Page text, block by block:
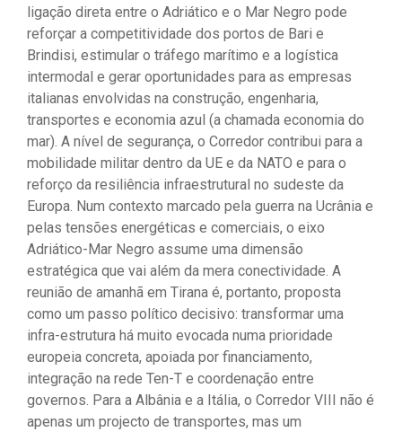
ligação direta entre o Adriático e o Mar Negro pode
reforçar a competitividade dos portos de Bari e
Brindisi, estimular o tráfego marítimo e a logística
intermodal e gerar oportunidades para as empresas
italianas envolvidas na construção, engenharia,
transportes e economia azul (a chamada economia do
mar). A nível de segurança, o Corredor contribui para a
mobilidade militar dentro da UE e da NATO e para o
reforço da resiliência infraestrutural no sudeste da
Europa. Num contexto marcado pela guerra na Ucrânia e
pelas tensões energéticas e comerciais, o eixo
Adriático-Mar Negro assume uma dimensão
estratégica que vai além da mera conectividade. A
reunião de amanhã em Tirana é, portanto, proposta
como um passo político decisivo: transformar uma
infra-estrutura há muito evocada numa prioridade
europeia concreta, apoiada por financiamento,
integração na rede Ten-T e coordenação entre
governos. Para a Albânia e a Itália, o Corredor VIII não é
apenas um projecto de transportes, mas um